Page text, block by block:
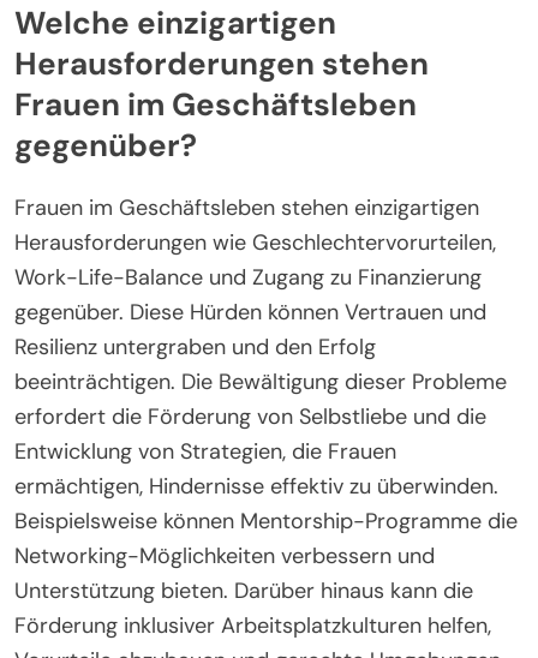
Welche einzigartigen
Herausforderungen stehen
Frauen im Geschäftsleben
gegenüber?
Frauen im Geschäftsleben stehen einzigartigen
Herausforderungen wie Geschlechtervorurteilen,
Work-Life-Balance und Zugang zu Finanzierung
gegenüber. Diese Hürden können Vertrauen und
Resilienz untergraben und den Erfolg
beeinträchtigen. Die Bewältigung dieser Probleme
erfordert die Förderung von Selbstliebe und die
Entwicklung von Strategien, die Frauen
ermächtigen, Hindernisse effektiv zu überwinden.
Beispielsweise können Mentorship-Programme die
Networking-Möglichkeiten verbessern und
Unterstützung bieten. Darüber hinaus kann die
Förderung inklusiver Arbeitsplatzkulturen helfen,